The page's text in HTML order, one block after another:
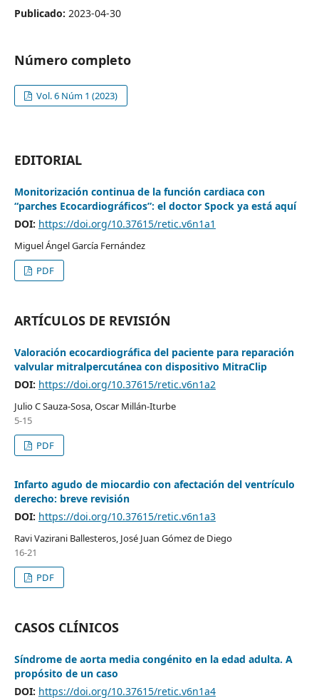
Publicado: 2023-04-30
Número completo
Vol. 6 Núm 1 (2023)
EDITORIAL
Monitorización continua de la función cardiaca con
“parches Ecocardiográficos”: el doctor Spock ya está aquí
DOI: https://doi.org/10.37615/retic.v6n1a1
Miguel Ángel García Fernández
PDF
ARTÍCULOS DE REVISIÓN
Valoración ecocardiográfica del paciente para reparación
valvular mitralpercutánea con dispositivo MitraClip
DOI: https://doi.org/10.37615/retic.v6n1a2
Julio C Sauza-Sosa, Oscar Millán-Iturbe
5-15
PDF
Infarto agudo de miocardio con afectación del ventrículo
derecho: breve revisión
DOI: https://doi.org/10.37615/retic.v6n1a3
Ravi Vazirani Ballesteros, José Juan Gómez de Diego
16-21
PDF
CASOS CLÍNICOS
Síndrome de aorta media congénito en la edad adulta. A
propósito de un caso
DOI: https://doi.org/10.37615/retic.v6n1a4